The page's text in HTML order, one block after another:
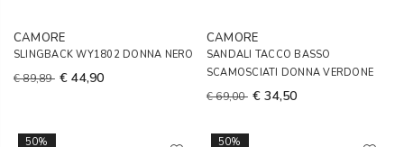
CAMORE
SLINGBACK WY1802 DONNA NERO
€ 89,89 € 44,90
CAMORE
SANDALI TACCO BASSO
SCAMOSCIATI DONNA VERDONE
€ 69,00 € 34,50
50% 50%